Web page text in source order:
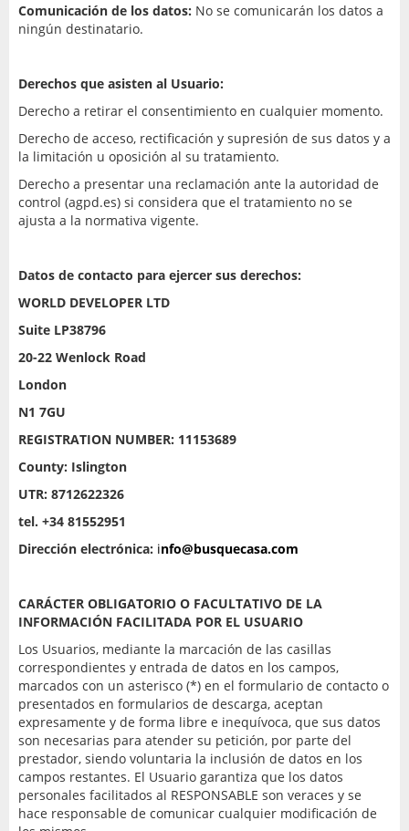
Comunicación de los datos: No se comunicarán los datos a
ningún destinatario.
Derechos que asisten al Usuario:
Derecho a retirar el consentimiento en cualquier momento.
Derecho de acceso, rectificación y supresión de sus datos y a
la limitación u oposición al su tratamiento.
Derecho a presentar una reclamación ante la autoridad de
control (agpd.es) si considera que el tratamiento no se
ajusta a la normativa vigente.
Datos de contacto para ejercer sus derechos:
WORLD DEVELOPER LTD
Suite LP38796
20-22 Wenlock Road
London
N1 7GU
REGISTRATION NUMBER: 11153689
County: Islington
UTR: 8712622326
tel. +34 81552951
Dirección electrónica: info@busquecasa.com
CARÁCTER OBLIGATORIO O FACULTATIVO DE LA
INFORMACIÓN FACILITADA POR EL USUARIO
Los Usuarios, mediante la marcación de las casillas
correspondientes y entrada de datos en los campos,
marcados con un asterisco (*) en el formulario de contacto o
presentados en formularios de descarga, aceptan
expresamente y de forma libre e inequívoca, que sus datos
son necesarias para atender su petición, por parte del
prestador, siendo voluntaria la inclusión de datos en los
campos restantes. El Usuario garantiza que los datos
personales facilitados al RESPONSABLE son veraces y se
hace responsable de comunicar cualquier modificación de